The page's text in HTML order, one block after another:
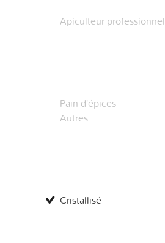
Apiculteur professionnel
Pain d'épices
Autres
Cristallisé